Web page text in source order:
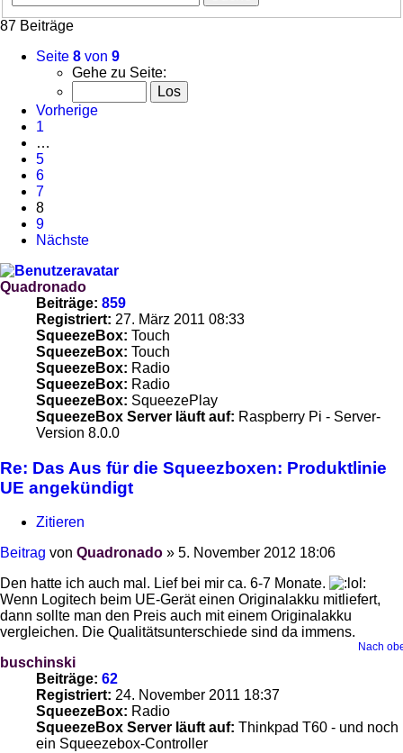
87 Beiträge
Seite 8 von 9
Gehe zu Seite:
Vorherige
1
…
5
6
7
8
9
Nächste
Quadronado
Beiträge: 859
Registriert: 27. März 2011 08:33
SqueezeBox: Touch
SqueezeBox: Touch
SqueezeBox: Radio
SqueezeBox: Radio
SqueezeBox: SqueezePlay
SqueezeBox Server läuft auf: Raspberry Pi - Server-
Version 8.0.0
Re: Das Aus für die Squeezboxen: Produktlinie
UE angekündigt
Zitieren
Beitrag von Quadronado » 5. November 2012 18:06
Den hatte ich auch mal. Lief bei mir ca. 6-7 Monate.
Wenn Logitech beim UE-Gerät einen Originalakku mitliefert,
dann sollte man den Preis auch mit einem Originalakku
vergleichen. Die Qualitätsunterschiede sind da immens.
Nach
buschinski
Beiträge: 62
Registriert: 24. November 2011 18:37
SqueezeBox: Radio
SqueezeBox Server läuft auf: Thinkpad T60 - und noch
ein Squeezebox-Controller